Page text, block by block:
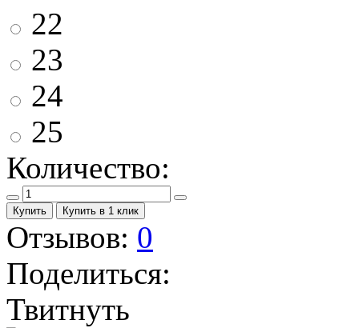
22
23
24
25
Количество:
Купить Купить в 1 клик
Отзывов: 0
Поделиться:
Твитнуть